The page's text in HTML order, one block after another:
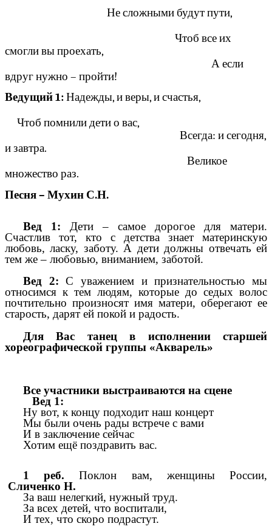
Не сложными будут пути,
Чтоб все их
смогли вы проехать,
А если
вдруг нужно – пройти!
Ведущий 1:Надежды, и веры, и счастья,
Чтоб помнили дети о вас,
Всегда: и сегодня,
и завтра.
Великое
множество раз.
Песня – Мухин С.Н.
Вед 1: Дети – самое дорогое для матери.
Счастлив тот, кто с детства знает материнскую
любовь, ласку, заботу. А дети должны отвечать ей
тем же – любовью, вниманием, заботой.
Вед 2: С уважением и признательностью мы
относимся к тем людям, которые до седых волос
почтительно произносят имя матери, оберегают ее
старость, дарят ей покой и радость.
Для Вас танец в исполнении старшей
хореографической группы «Акварель»
Все участники выстраиваются на сцене
Вед 1:
Ну вот, к концу подходит наш концерт
Мы были очень рады встрече с вами
И в заключение сейчас
Хотим ещё поздравить вас.
1 реб. Поклон вам, женщины России,
Сличенко Н.
За ваш нелегкий, нужный труд.
За всех детей, что воспитали,
И тех, что скоро подрастут.